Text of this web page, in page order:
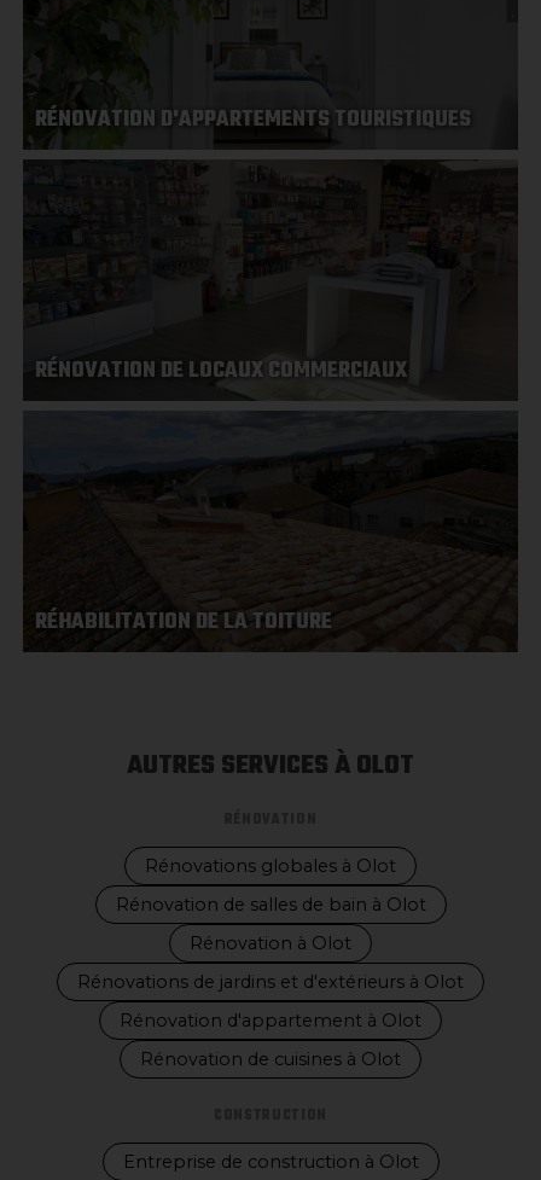
RÉNOVATION D'APPARTEMENTS TOURISTIQUES
RÉNOVATION DE LOCAUX COMMERCIAUX
RÉHABILITATION DE LA TOITURE
AUTRES SERVICES À OLOT
Rénovations globales à Olot
Rénovation de salles de bain à Olot
Rénovation à Olot
Rénovations de jardins et d'extérieurs à Olot
Rénovation d'appartement à Olot
Rénovation de cuisines à Olot
Entreprise de construction à Olot